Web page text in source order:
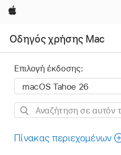
Apple
Οδηγός χρήσης Mac
Επιλογή έκδοσης:
Αναζήτηση
αυτόν
Πίνακας περιεχομένων